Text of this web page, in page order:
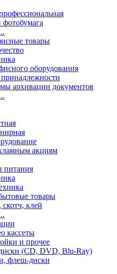
товары
оборудования
архивации документов
акциям
питания
товары
клей
кассеты
и прочее
(CD, DVD, Blu-Ray)
флеш-диски